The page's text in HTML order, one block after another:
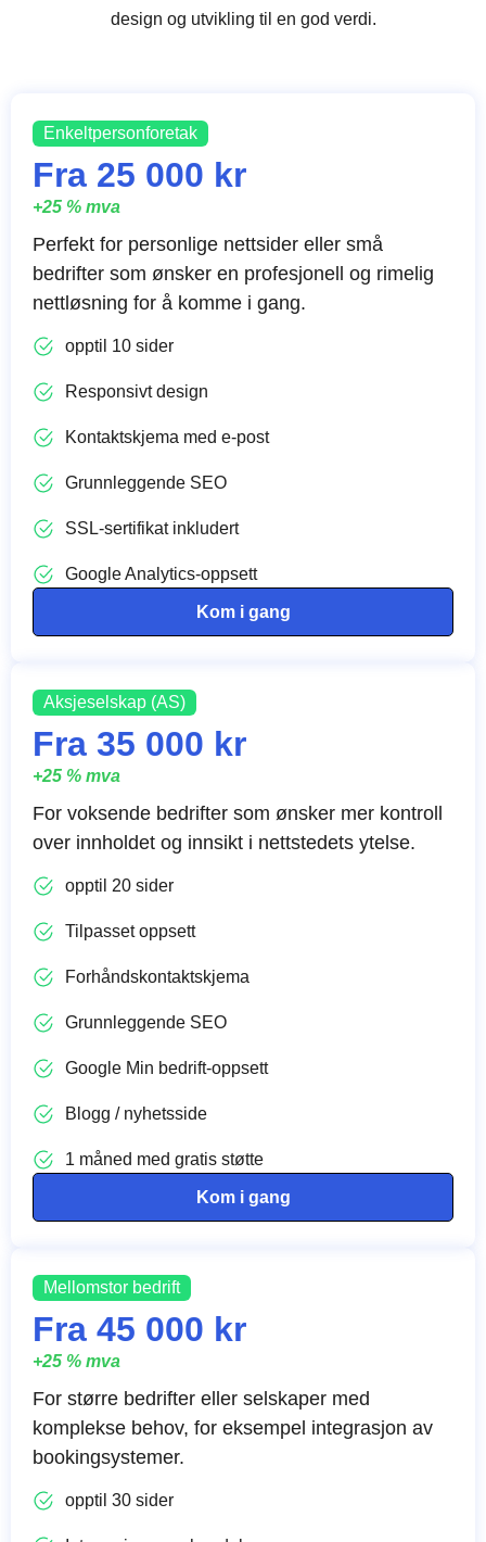
design og utvikling til en god verdi.
Enkeltpersonforetak
Fra 25 000 kr
+25 % mva
Perfekt for personlige nettsider eller små
bedrifter som ønsker en profesjonell og rimelig
nettløsning for å komme i gang.
opptil 10 sider
Responsivt design
Kontaktskjema med e-post
Grunnleggende SEO
SSL-sertifikat inkludert
Google Analytics-oppsett
Kom i gang
Aksjeselskap (AS)
Fra 35 000 kr
+25 % mva
For voksende bedrifter som ønsker mer kontroll
over innholdet og innsikt i nettstedets ytelse.
opptil 20 sider
Tilpasset oppsett
Forhåndskontaktskjema
Grunnleggende SEO
Google Min bedrift-oppsett
Blogg / nyhetsside
1 måned med gratis støtte
Kom i gang
Mellomstor bedrift
Fra 45 000 kr
+25 % mva
For større bedrifter eller selskaper med
komplekse behov, for eksempel integrasjon av
bookingsystemer.
opptil 30 sider